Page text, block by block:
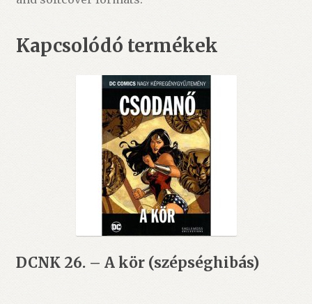
Kapcsolódó termékek
DCNK 26. – A kör (szépséghibás)